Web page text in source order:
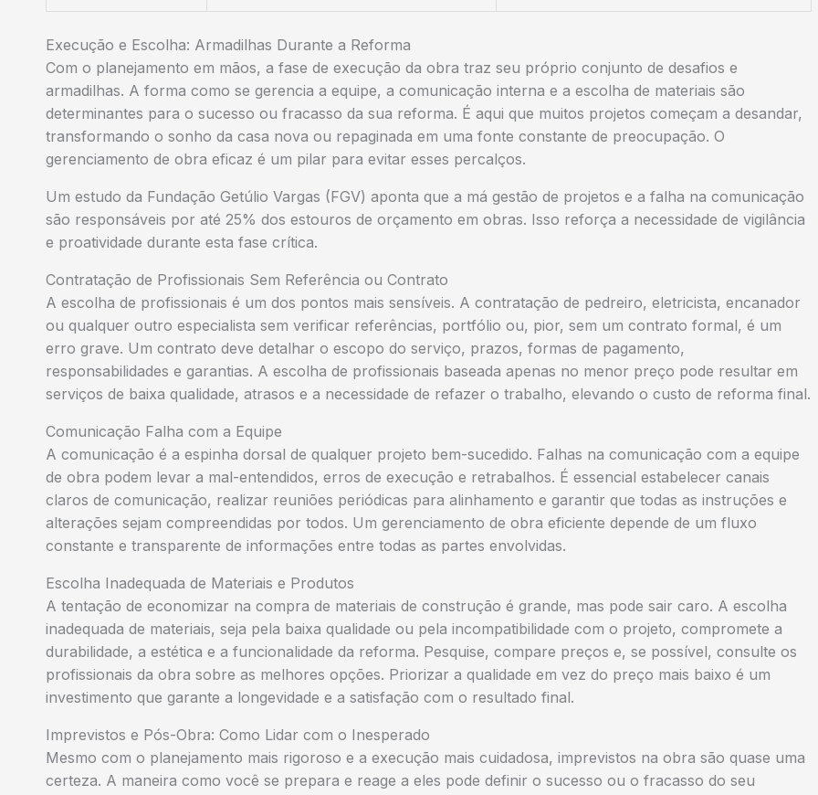
Execução e Escolha: Armadilhas Durante a Reforma
Com o planejamento em mãos, a fase de execução da obra traz seu próprio conjunto de desafios e
armadilhas. A forma como se gerencia a equipe, a comunicação interna e a escolha de materiais são
determinantes para o sucesso ou fracasso da sua reforma. É aqui que muitos projetos começam a desandar,
transformando o sonho da casa nova ou repaginada em uma fonte constante de preocupação. O
gerenciamento de obra eficaz é um pilar para evitar esses percalços.
Um estudo da Fundação Getúlio Vargas (FGV) aponta que a má gestão de projetos e a falha na comunicação
são responsáveis por até 25% dos estouros de orçamento em obras. Isso reforça a necessidade de vigilância
e proatividade durante esta fase crítica.
Contratação de Profissionais Sem Referência ou Contrato
A escolha de profissionais é um dos pontos mais sensíveis. A contratação de pedreiro, eletricista, encanador
ou qualquer outro especialista sem verificar referências, portfólio ou, pior, sem um contrato formal, é um
erro grave. Um contrato deve detalhar o escopo do serviço, prazos, formas de pagamento,
responsabilidades e garantias. A escolha de profissionais baseada apenas no menor preço pode resultar em
serviços de baixa qualidade, atrasos e a necessidade de refazer o trabalho, elevando o custo de reforma final.
Comunicação Falha com a Equipe
A comunicação é a espinha dorsal de qualquer projeto bem-sucedido. Falhas na comunicação com a equipe
de obra podem levar a mal-entendidos, erros de execução e retrabalhos. É essencial estabelecer canais
claros de comunicação, realizar reuniões periódicas para alinhamento e garantir que todas as instruções e
alterações sejam compreendidas por todos. Um gerenciamento de obra eficiente depende de um fluxo
constante e transparente de informações entre todas as partes envolvidas.
Escolha Inadequada de Materiais e Produtos
A tentação de economizar na compra de materiais de construção é grande, mas pode sair caro. A escolha
inadequada de materiais, seja pela baixa qualidade ou pela incompatibilidade com o projeto, compromete a
durabilidade, a estética e a funcionalidade da reforma. Pesquise, compare preços e, se possível, consulte os
profissionais da obra sobre as melhores opções. Priorizar a qualidade em vez do preço mais baixo é um
investimento que garante a longevidade e a satisfação com o resultado final.
Imprevistos e Pós-Obra: Como Lidar com o Inesperado
Mesmo com o planejamento mais rigoroso e a execução mais cuidadosa, imprevistos na obra são quase uma
certeza. A maneira como você se prepara e reage a eles pode definir o sucesso ou o fracasso do seu